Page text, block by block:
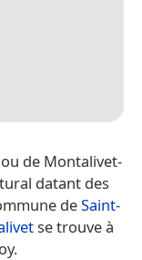
ou de Montalivet-
datant des
deSaint-
se trouve à